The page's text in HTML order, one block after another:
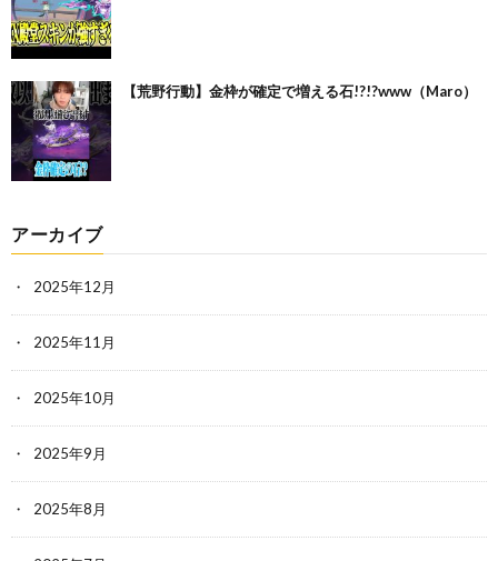
【荒野行動】金枠が確定で増える石!?!?www（Maro）
アーカイブ
2025年12月
2025年11月
2025年10月
2025年9月
2025年8月